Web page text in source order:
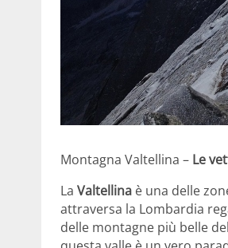
Montagna Valtellina – Le
La Valtellina è una delle
attraversa la Lombardia
delle montagne più belle